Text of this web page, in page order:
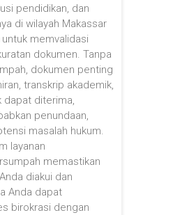
pendidikan, dan
di wilayah Makassar
memvalidasi
dokumen. Tanpa
dokumen penting
transkrip akademik,
dapat diterima,
penundaan,
masalah hukum.
layanan
memastikan
diakui dan
Anda dapat
birokrasi dengan